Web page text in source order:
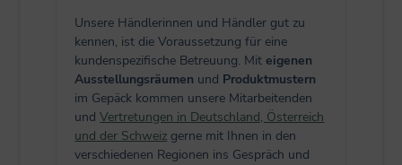
Unsere Händlerinnen und Händler gut zu
kennen, ist die Voraussetzung für eine
kundenspezifische Betreuung. Miteigenen
Ausstellungsräumen und Produktmustern
im Gepäck kommen unsere Mitarbeitenden
undVertretungen in Deutschland, Österreich
und der Schweiz gerne mit Ihnen in den
verschiedenen Regionen ins Gespräch und